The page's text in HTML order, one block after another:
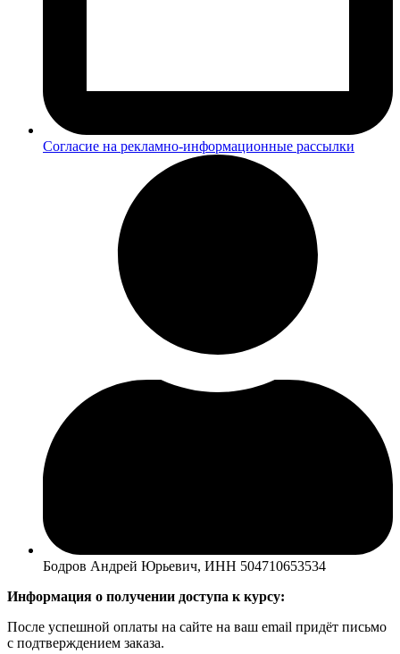
Согласие на рекламно-информационные рассылки
Бодров Андрей Юрьевич, ИНН 504710653534
Информация о получении доступа к курсу:
После успешной оплаты на сайте на ваш email придёт письмо
с подтверждением заказа.